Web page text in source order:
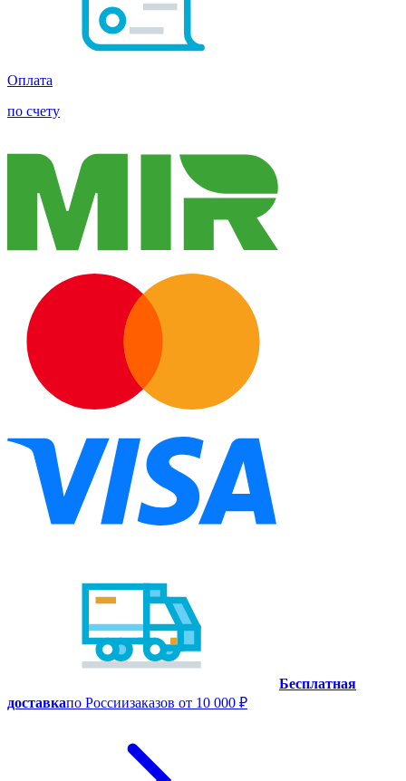
Оплата
по счету
Бесплатная
доставкапо Россиизаказов от 10 000 ₽